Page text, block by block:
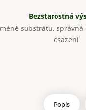
Bezstarostná
méně substrátu, správná
osazení
Popis